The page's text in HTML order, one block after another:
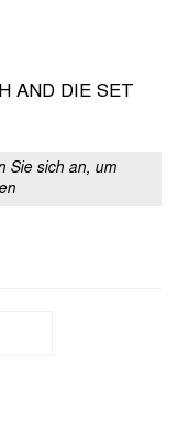
AND DIE SET
Sie sich an, um